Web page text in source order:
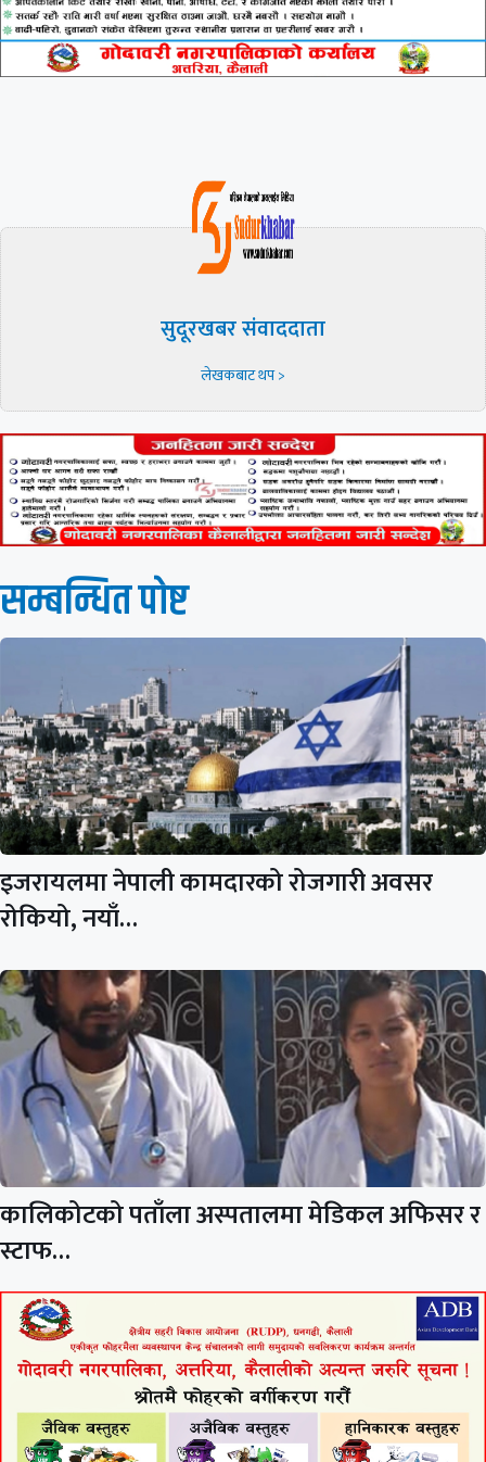
सुदूरखबर संवाददाता
लेखकबाट थप >
सम्बन्धित पाेष्ट
इजरायलमा नेपाली कामदारको रोजगारी अवसर
रोकियो, नयाँ…
कालिकोटको पताँला अस्पतालमा मेडिकल अफिसर र
स्टाफ…